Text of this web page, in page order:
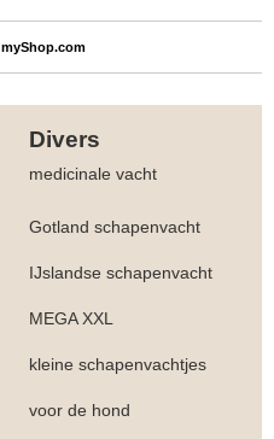
myShop.com
Divers
medicinale vacht
Gotland schapenvacht
IJslandse schapenvacht
MEGA XXL
kleine schapenvachtjes
voor de hond